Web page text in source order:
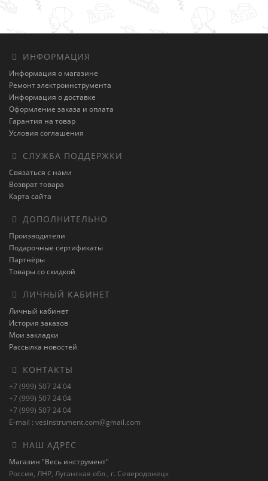
ИНФОРМАЦИЯ
Информация о магазине
Ремонт электроинструмента
Информация о доставке
Оформление заказа и оплата
Гарантия на товар
Условия соглашения
СЛУЖБА ПОДДЕРЖКИ
Связаться с нами
Возврат товара
Карта сайта
ДОПОЛНИТЕЛЬНО
Производители
Подарочные сертификаты
Партнёры
Товары со скидкой
ЛИЧНЫЙ КАБИНЕТ
Личный кабинет
История заказов
Мои закладки
Рассылка новостей
КОНТАКТЫ
+7 (999) 507 24 04
+7 (999) 507 24 04
+7 (999) 507 24 04
E-mail : vesinstrument.com@gmail.com
НАШ АДРЕС
Магазин "Весь инструмент"
Россия, ЛНР, Луганская обл., г. Северодонецк